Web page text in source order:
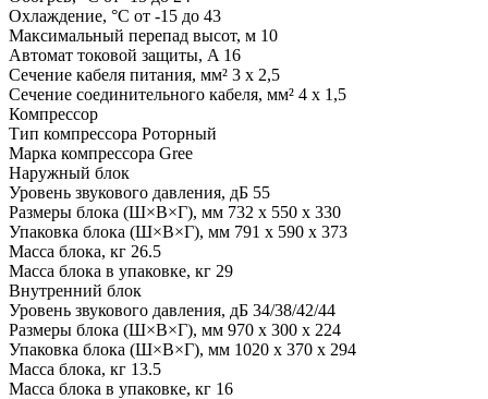
Охлаждение, °С от -15 до 43
Максимальный перепад высот, м 10
Автомат токовой защиты, A 16
Сечение кабеля питания, мм² 3 х 2,5
Сечение соединительного кабеля, мм² 4 х 1,5
Компрессор
Тип компрессора Роторный
Марка компрессора Gree
Наружный блок
Уровень звукового давления, дБ 55
Размеры блока (Ш×В×Г), мм 732 x 550 x 330
Упаковка блока (Ш×В×Г), мм 791 x 590 x 373
Масса блока, кг 26.5
Масса блока в упаковке, кг 29
Внутренний блок
Уровень звукового давления, дБ 34/38/42/44
Размеры блока (Ш×В×Г), мм 970 x 300 x 224
Упаковка блока (Ш×В×Г), мм 1020 x 370 x 294
Масса блока, кг 13.5
Масса блока в упаковке, кг 16